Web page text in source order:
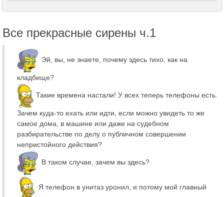
Все прекрасные сирены ч.1
Эй, вы, не знаете, почему здесь тихо, как на
кладбище?
Такие времена настали! У всех теперь телефоны есть.
Зачем куда-то ехать или идти, если можно увидеть то же
самое дома, в машине или даже на судебном
разбирательстве по делу о публичном совершении
непристойного действия?
В таком случае, зачем вы здесь?
Я телефон в унитаз уронил, и потому мой главный